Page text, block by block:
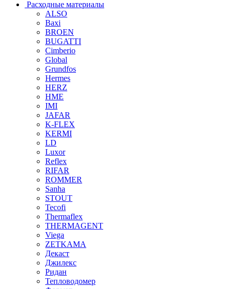
Расходные материалы
ALSO
Baxi
BROEN
BUGATTI
Cimberio
Global
Grundfos
Hermes
HERZ
HME
IMI
JAFAR
K-FLEX
KERMI
LD
Luxor
Reflex
RIFAR
ROMMER
Sanha
STOUT
Tecofi
Thermaflex
THERMAGENT
Viega
ZETKAMA
Декаст
Джилекс
Ридан
Тепловодомер